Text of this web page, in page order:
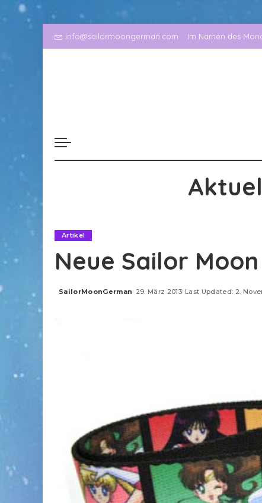
info@sailormoongerman.com Im Namen des
Artikel
Neue Sailor
Posted
SailorMoonGerman 29. März 2013 Last Updated: 2.